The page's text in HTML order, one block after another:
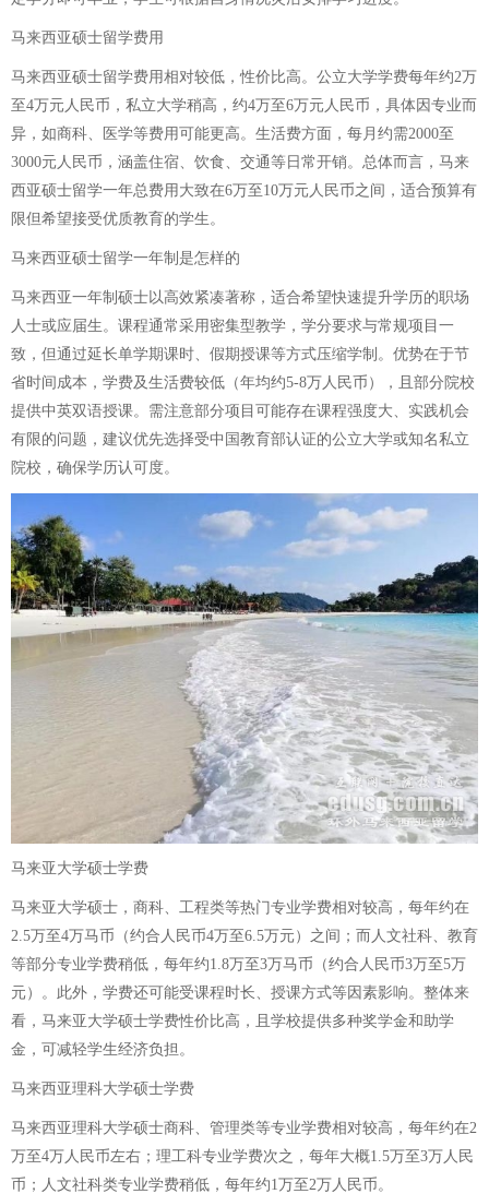
马来西亚硕士留学费用
马来西亚硕士留学费用相对较低，性价比高。公立大学学费每年约2万
至4万元人民币，私立大学稍高，约4万至6万元人民币，具体因专业而
异，如商科、医学等费用可能更高。生活费方面，每月约需2000至
3000元人民币，涵盖住宿、饮食、交通等日常开销。总体而言，马来
西亚硕士留学一年总费用大致在6万至10万元人民币之间，适合预算有
限但希望接受优质教育的学生。
马来西亚硕士留学一年制是怎样的
马来西亚一年制硕士以高效紧凑著称，适合希望快速提升学历的职场
人士或应届生。课程通常采用密集型教学，学分要求与常规项目一
致，但通过延长单学期课时、假期授课等方式压缩学制。优势在于节
省时间成本，学费及生活费较低（年均约5-8万人民币），且部分院校
提供中英双语授课。需注意部分项目可能存在课程强度大、实践机会
有限的问题，建议优先选择受中国教育部认证的公立大学或知名私立
院校，确保学历认可度。
马来亚大学硕士学费
马来亚大学硕士，商科、工程类等热门专业学费相对较高，每年约在
2.5万至4万马币（约合人民币4万至6.5万元）之间；而人文社科、教育
等部分专业学费稍低，每年约1.8万至3万马币（约合人民币3万至5万
元）。此外，学费还可能受课程时长、授课方式等因素影响。整体来
看，马来亚大学硕士学费性价比高，且学校提供多种奖学金和助学
金，可减轻学生经济负担。
马来西亚理科大学硕士学费
马来西亚理科大学硕士商科、管理类等专业学费相对较高，每年约在2
万至4万人民币左右；理工科专业学费次之，每年大概1.5万至3万人民
币；人文社科类专业学费稍低，每年约1万至2万人民币。